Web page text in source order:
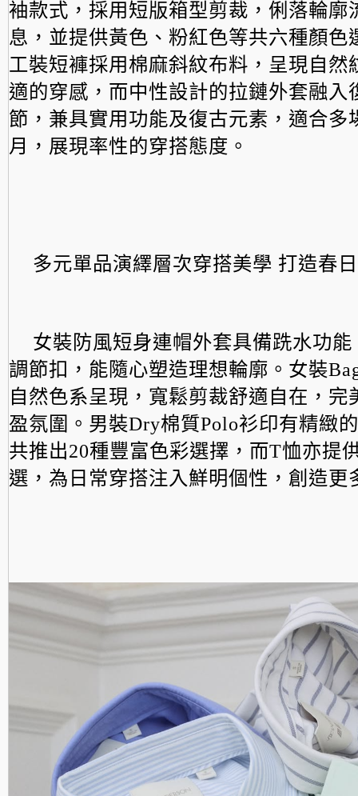
袖款式， 採用短版箱型剪裁，俐落輪廓
息，並提供黃色、 粉紅色等共六種顏色
工裝短褲採用棉麻斜紋布料， 呈現自然
適的穿感， 而中性設計的拉鏈外套融入
節， 兼具實用功能及復古元素，適合多
月， 展現率性的穿搭態度。
多元單品演繹層次穿搭美學 打造春
女裝防風短身連帽外套具備跣水功
調節扣， 能隨心塑造理想輪廓。女裝
自然色系呈現， 寬鬆剪裁舒適自在，完
盈氛圍。男裝Dry棉質Polo衫印有精緻
共推出20種豐富色彩選擇，而T恤亦提
選，為日常穿搭注入鮮明個性， 創造更